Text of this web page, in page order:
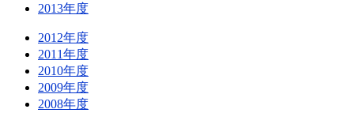
2013年度
2012年度
2011年度
2010年度
2009年度
2008年度